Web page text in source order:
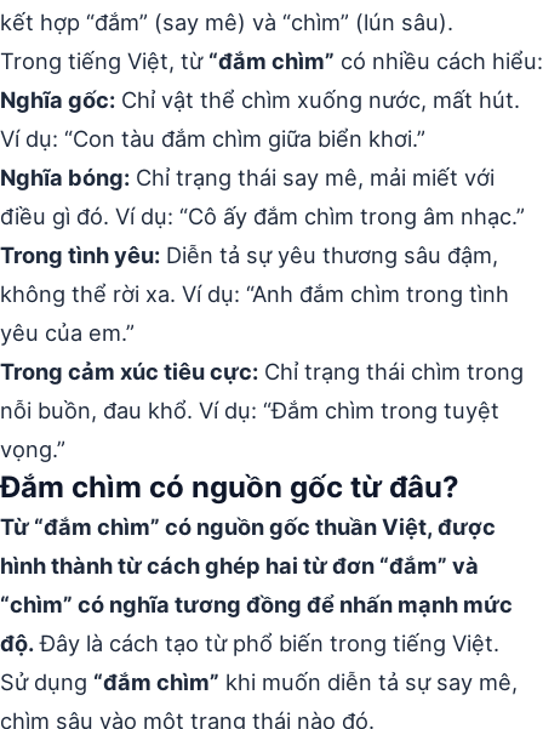
kết hợp “đắm” (say mê) và “chìm” (lún sâu).
Trong tiếng Việt, từ “đắm chìm” có nhiều cách hiểu:
Nghĩa gốc: Chỉ vật thể chìm xuống nước, mất hút.
Ví dụ: “Con tàu đắm chìm giữa biển khơi.”
Nghĩa bóng: Chỉ trạng thái say mê, mải miết với
điều gì đó. Ví dụ: “Cô ấy đắm chìm trong âm nhạc.”
Trong tình yêu: Diễn tả sự yêu thương sâu đậm,
không thể rời xa. Ví dụ: “Anh đắm chìm trong tình
yêu của em.”
Trong cảm xúc tiêu cực: Chỉ trạng thái chìm trong
nỗi buồn, đau khổ. Ví dụ: “Đắm chìm trong tuyệt
vọng.”
Đắm chìm có nguồn gốc từ đâu?
Từ “đắm chìm” có nguồn gốc thuần Việt, được
hình thành từ cách ghép hai từ đơn “đắm” và
“chìm” có nghĩa tương đồng để nhấn mạnh mức
độ.Đây là cách tạo từ phổ biến trong tiếng Việt.
Sử dụng “đắm chìm” khi muốn diễn tả sự say mê,
chìm sâu vào một trạng thái nào đó.